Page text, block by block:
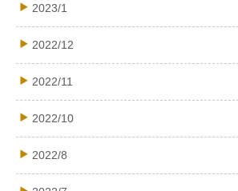
2023/1
2022/12
2022/11
2022/10
2022/8